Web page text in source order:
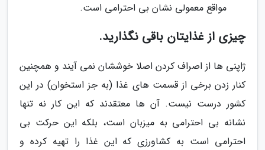
مواقع معمولی نشان بی احترامی است.
چیزی از غذایتان باقی نگذارید.
ژاپنی ها از اصراف کردن اصلا خوششان نمی آیند و همچنین
کنار زدن برخی از قسمت های غذا (به جز استخوان) در این
کشور درست نیست. آن ها معتقدند که این کار نه تنها
نشانه بی احترامی به میزبان است، بلکه این حرکت بی
احترامی است به کشاورزی که این غذا را تهیه کرده و